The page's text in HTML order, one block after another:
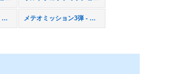
メテオミッション2弾 - MM2 メテオミッション3弾 - MM3